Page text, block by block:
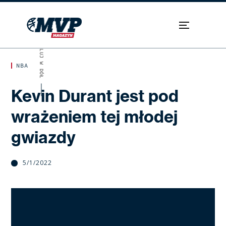
NBA
Kevin Durant jest pod
wrażeniem tej młodej
gwiazdy
5/1/2022
SKROLUJ W DÓŁ